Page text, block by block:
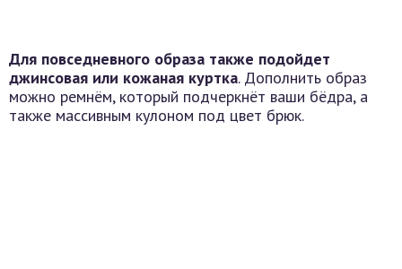
Для повседневного образа также подойдет
джинсовая или кожаная куртка. Дополнить образ
можно ремнём, который подчеркнёт ваши бёдра, а
также массивным кулоном под цвет брюк.